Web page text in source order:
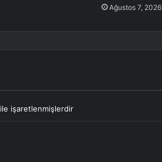
Ağustos 7, 2026
ile işaretlenmişlerdir